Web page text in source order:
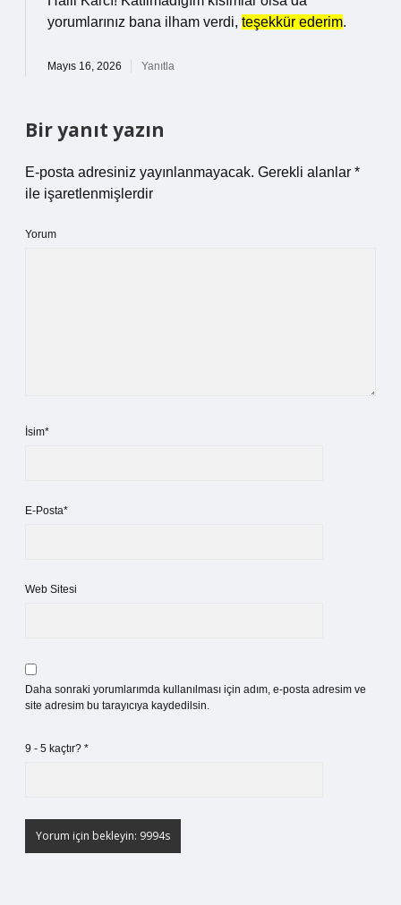
yorumlarınız bana ilham verdi, teşekkür ederim.
Mayıs 16, 2026 Yanıtla
Bir yanıt yazın
E-posta adresiniz yayınlanmayacak. Gerekli alanlar *
ile işaretlenmişlerdir
Yorum
İsim*
E-Posta*
Web Sitesi
Daha sonraki yorumlarımda kullanılması için adım, e-posta adresim ve
site adresim bu tarayıcıya kaydedilsin.
9 - 5 kaçtır? *